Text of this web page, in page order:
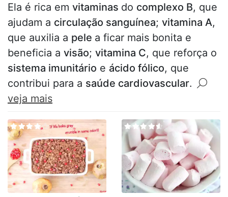
Ela é rica em vitaminas do complexo B, que
ajudam a circulação sanguínea; vitamina A,
que auxilia a pele a ficar mais bonita e
beneficia a visão; vitamina C, que reforça o
sistema imunitário e ácido fólico, que
contribui para a saúde cardiovascular.
veja mais